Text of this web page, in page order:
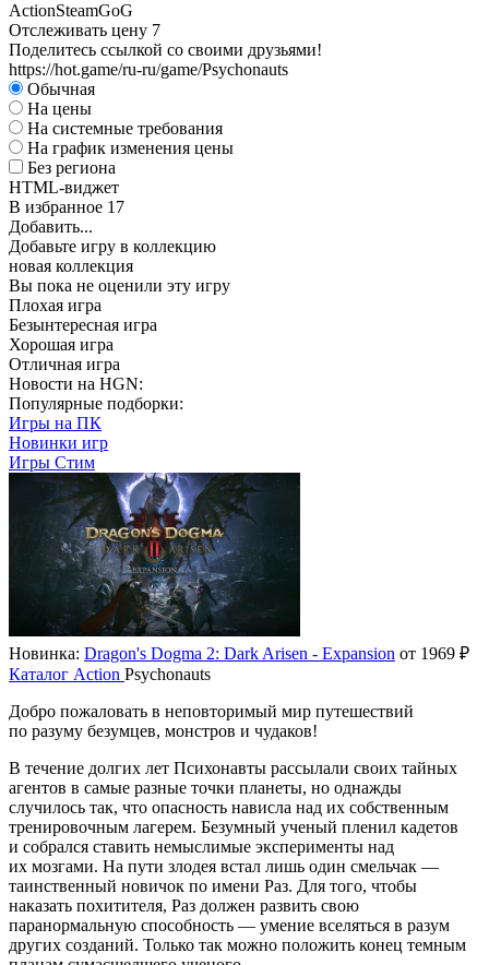
ActionSteamGoG
Отслеживать цену 7
Поделитесь ссылкой со своими друзьями!
https://hot.game/ru-ru/game/Psychonauts
Обычная
На цены
На системные требования
На график изменения цены
Без региона
HTML-виджет
В избранное 17
Добавить...
Добавьте игру в коллекцию
новая коллекция
Вы пока не оценили эту игру
Плохая игра
Безынтересная игра
Хорошая игра
Отличная игра
Новости на HGN:
Популярные подборки:
Игры на ПК
Новинки игр
Игры Стим
Новинка: Dragon's Dogma 2: Dark Arisen - Expansion от 1969 ₽
Каталог Action Psychonauts
Добро пожаловать в неповторимый мир путешествий
по разуму безумцев, монстров и чудаков!
В течение долгих лет Психонавты рассылали своих тайных
агентов в самые разные точки планеты, но однажды
случилось так, что опасность нависла над их собственным
тренировочным лагерем. Безумный ученый пленил кадетов
и собрался ставить немыслимые эксперименты над
их мозгами. На пути злодея встал лишь один смельчак —
таинственный новичок по имени Раз. Для того, чтобы
наказать похитителя, Раз должен развить свою
паранормальную способность — умение вселяться в разум
других созданий. Только так можно положить конец темным